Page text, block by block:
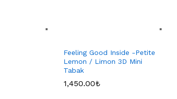
Feeling Good Inside -Petite
Lemon / Limon 3D Mini
Tabak
1,450.00₺